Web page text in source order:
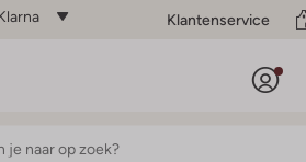
Klantenservice